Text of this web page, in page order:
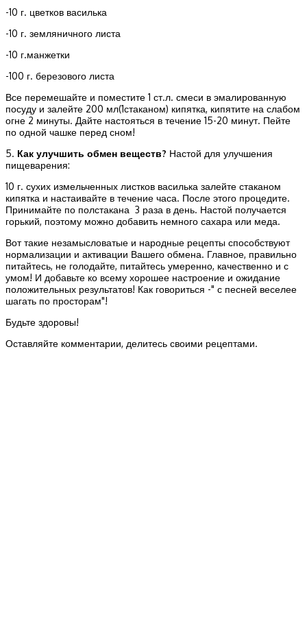
-10 г. цветков василька
-10 г. земляничного листа
-10 г.манжетки
-100 г. березового листа
Все перемешайте и поместите 1 ст.л. смеси в эмалированную
посуду и залейте 200 мл(1стаканом) кипятка, кипятите на слабом
огне 2 минуты. Дайте настояться в течение 15-20 минут. Пейте
по одной чашке перед сном!
5. Как улучшить обмен веществ? Настой для улучшения
пищеварения:
10 г. сухих измельченных листков василька залейте стаканом
кипятка и настаивайте в течение часа. После этого процедите.
Принимайте по полстакана 3 раза в день. Настой получается
горький, поэтому можно добавить немного сахара или меда.
Вот такие незамысловатые и народные рецепты способствуют
нормализации и активации Вашего обмена. Главное, правильно
питайтесь, не голодайте, питайтесь умеренно, качественно и с
умом! И добавьте ко всему хорошее настроение и ожидание
положительных результатов! Как говориться -" с песней веселее
шагать по просторам"!
Будьте здоровы!
Оставляйте комментарии, делитесь своими рецептами.